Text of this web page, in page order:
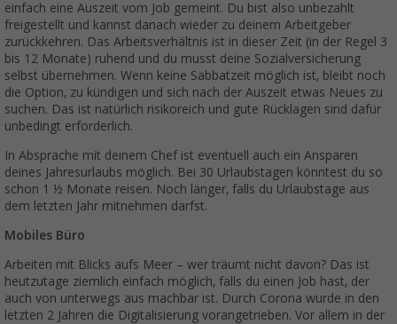
einfach eine Auszeit vom Job gemeint. Du bist also unbezahlt
freigestellt und kannst danach wieder zu deinem Arbeitgeber
zurückkehren. Das Arbeitsverhältnis ist in dieser Zeit (in der Regel 3
bis 12 Monate) ruhend und du musst deine Sozialversicherung
selbst übernehmen. Wenn keine Sabbatzeit möglich ist, bleibt noch
die Option, zu kündigen und sich nach der Auszeit etwas Neues zu
suchen. Das ist natürlich risikoreich und gute Rücklagen sind dafür
unbedingt erforderlich.
In Absprache mit deinem Chef ist eventuell auch ein Ansparen
deines Jahresurlaubs möglich. Bei 30 Urlaubstagen könntest du so
schon 1 ½ Monate reisen. Noch länger, falls du Urlaubstage aus
dem letzten Jahr mitnehmen darfst.
Mobiles Büro
Arbeiten mit Blicks aufs Meer – wer träumt nicht davon? Das ist
heutzutage ziemlich einfach möglich, falls du einen Job hast, der
auch von unterwegs aus machbar ist. Durch Corona wurde in den
letzten 2 Jahren die Digitalisierung vorangetrieben. Vor allem in der